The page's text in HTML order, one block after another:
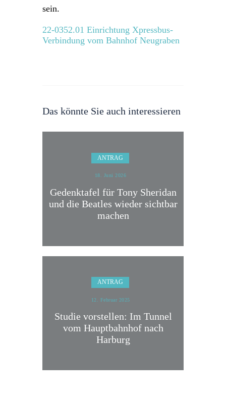
sein.
22-0352.01 Einrichtung Xpressbus-
Verbindung vom Bahnhof Neugraben
Das könnte Sie auch interessieren
ANTRAG
18. Juni 2026
Gedenktafel für Tony Sheridan
und die Beatles wieder sichtbar
machen
ANTRAG
12. Februar 2025
Studie vorstellen: Im Tunnel
vom Hauptbahnhof nach
Harburg